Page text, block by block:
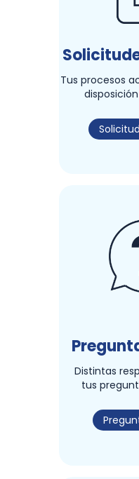
Tus procesos
Distintas
tus